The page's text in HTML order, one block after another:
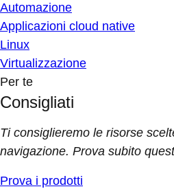
Automazione
Applicazioni cloud native
Linux
Virtualizzazione
Per te
Consigliati
Ti consiglieremo le risorse
navigazione. Prova subito
Prova i prodotti